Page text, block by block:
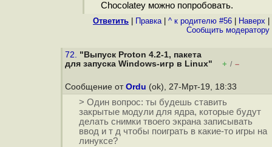
Chocolatey можно попробовать.
Ответить Правка| ^ к родителю #56 Наверх
Cообщить модератору
72. "Выпуск Proton 4.2-1, пакета
для запуска Windows-игр в Linux"
+ / –
Сообщение от Ordu (ok), 27-Мрт-19, 18:33
> Один вопрос: ты будешь ставить
закрытые модули для ядра, которые будут
делать снимки твоего экрана записывать
ввод и т д чтобы поиграть в какие-то игры на
линуксе?